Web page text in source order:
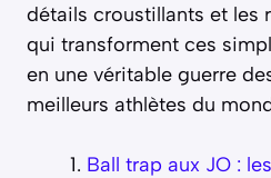
détails croustillants et les
qui transforment ces
en une véritable guerre
meilleurs athlètes du
Ball trap aux JO :